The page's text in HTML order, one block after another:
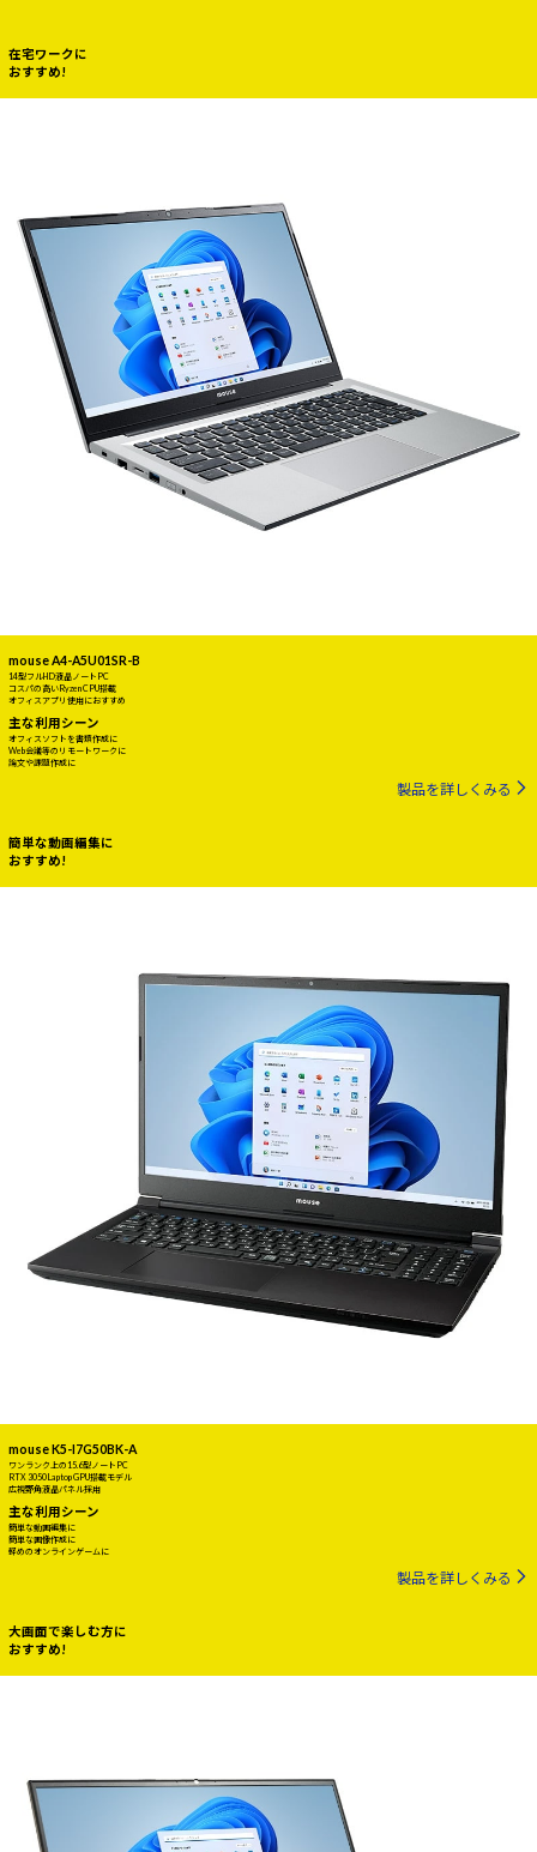
在宅ワークに
おすすめ!
mouse A4-A5U01SR-B
14型フルHD液晶ノートPC
コスパの高いRyzen CPU搭載
オフィスアプリ使用におすすめ
主な利用シーン
オフィスソフトを書類作成に
Web会議等のリモートワークに
論文や課題作成に
製品を詳しくみる
簡単な動画編集に
おすすめ!
mouse K5-I7G50BK-A
ワンランク上の15.6型ノートPC
RTX 3050 Laptop GPU搭載モデル
広視野角液晶パネル採用
主な利用シーン
簡単な動画編集に
簡単な画像作成に
軽めのオンラインゲームに
製品を詳しくみる
大画面で楽しむ方に
おすすめ!